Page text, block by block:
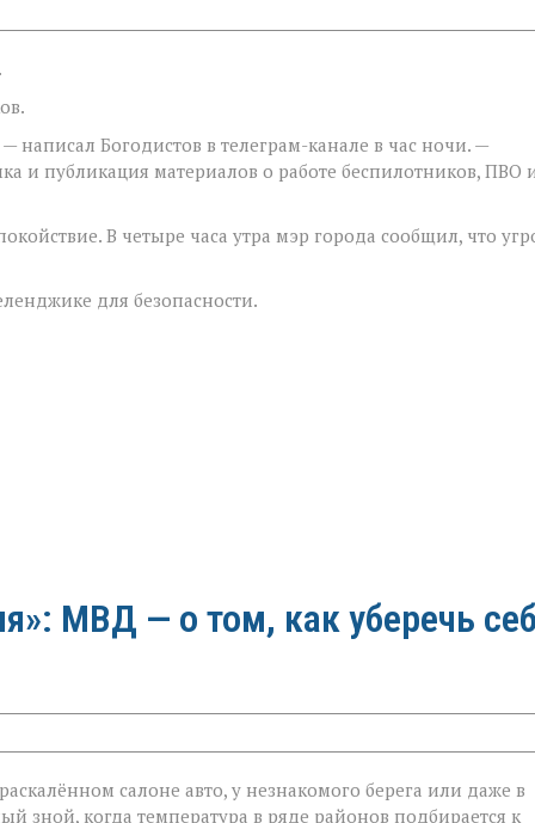
написал Богодистов в телеграм-канале в час ночи. —
и публикация материалов о работе беспилотников, ПВО
В четыре часа утра мэр города сообщил, что
для безопасности.
МВД — о том, как уберечь
салоне авто, у незнакомого берега или даже в
зной, когда температура в ряде районов подбирается к